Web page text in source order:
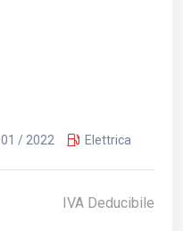
01 / 2022 Elettrica
IVA Deducibile